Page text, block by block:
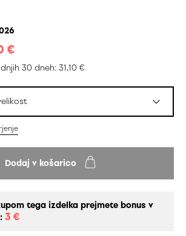
€
30 dneh: 31,10 €
Dodaj v košarico
tega izdelka prejmete bonus v
3 €